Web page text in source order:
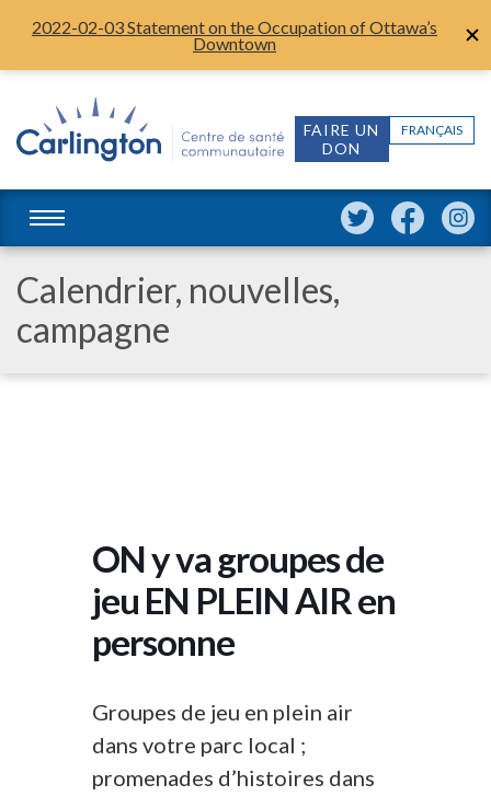
2022-02-03 Statement on the Occupation of Ottawa’s
Downtown
FRANÇAIS
FAIRE UN
DON
Calendrier, nouvelles,
campagne
ON y va groupes de
jeu EN PLEIN AIR en
personne
Groupes de jeu en plein air
dans votre parc local ;
promenades d’histoires dans